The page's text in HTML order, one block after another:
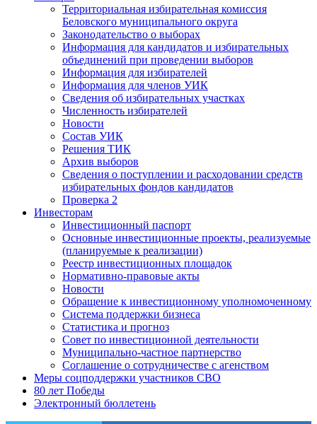
Территориальная избирательная комиссия
Беловского муниципального округа
Законодательство о выборах
Информация для кандидатов и избирательных
объединений при проведении выборов
Информация для избирателей
Информация для членов УИК
Сведения об избирательных участках
Численность избирателей
Новости
Состав УИК
Решения ТИК
Архив выборов
Сведения о поступлении и расходовании средств
избирательных фондов кандидатов
Проверка 2
Инвесторам
Инвестиционный паспорт
Основные инвестиционные проекты, реализуемые
(планируемые к реализации)
Реестр инвестиционных площадок
Нормативно-правовые акты
Новости
Обращение к инвестиционному уполномоченному
Система поддержки бизнеса
Статистика и прогноз
Совет по инвестиционной деятельности
Муниципально-частное партнерство
Соглашение о сотрудничестве с агенством
Меры соцподдержки участников СВО
80 лет Победы
Электронный бюллетень